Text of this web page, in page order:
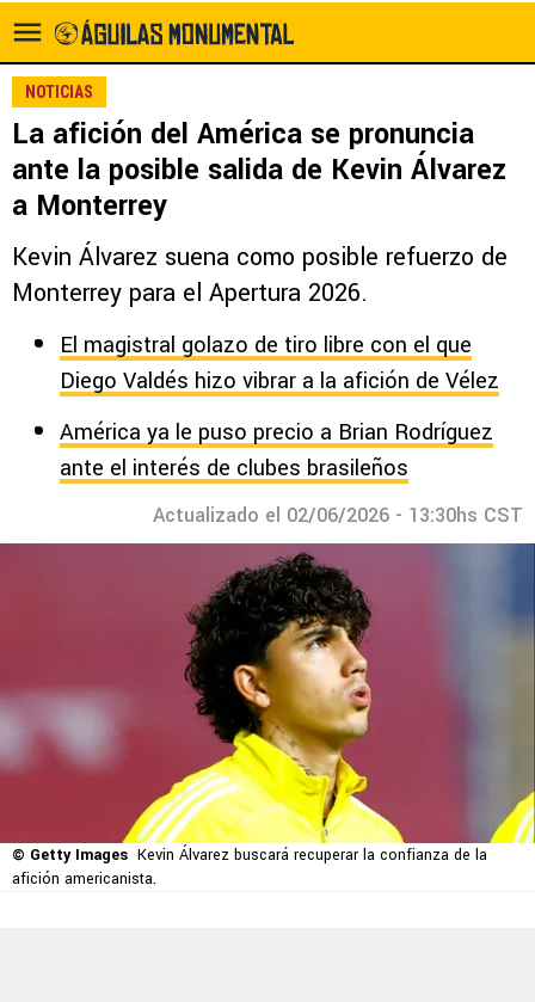
NOTICIAS
La afición del América se pronuncia
ante la posible salida de Kevin Álvarez
a Monterrey
Kevin Álvarez suena como posible refuerzo de
Monterrey para el Apertura 2026.
El magistral golazo de tiro libre con el que
Diego Valdés hizo vibrar a la afición de Vélez
América ya le puso precio a Brian Rodríguez
ante el interés de clubes brasileños
Actualizado el 02/06/2026 - 13:30hs CST
© Getty Images Kevin Álvarez buscará recuperar la confianza de la
afición americanista.